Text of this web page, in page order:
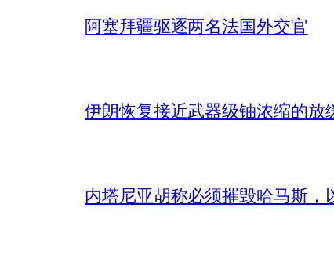
阿塞拜疆驱逐两名法国外交官
伊朗恢复接近武器级铀浓缩的放
内塔尼亚胡称必须摧毁哈马斯